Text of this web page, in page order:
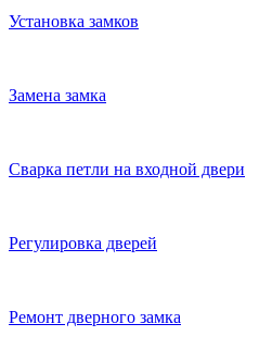
Установка замков
Замена замка
Сварка петли на входной двери
Регулировка дверей
Ремонт дверного замка